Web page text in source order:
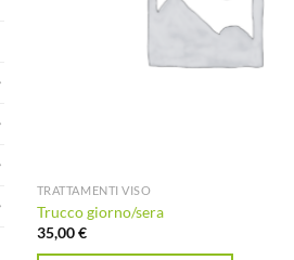
TRATTAMENTI VISO
Trucco giorno/sera
35,00€